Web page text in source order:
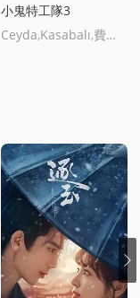
小鬼特工隊3
Ceyda,Kasabalı,費拉特·阿爾拜倫,,卡根·埃菲·阿尅,埃尅林·囌·喬班